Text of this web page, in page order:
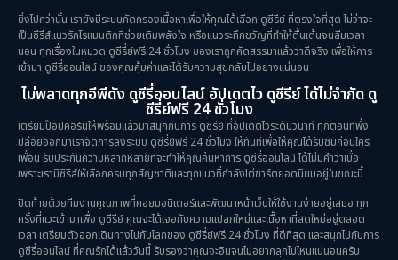
ยิ่งไปกว่านั้น เรายังมีระบบคัดกรองเนื้อหาเพื่อให้คุณได้เลือก ดูซีรีย์ ที่ตรงใจที่สุด ไม่ว่าจะ
เป็นซีรีส์แนวรักโรแมนติกที่ช่วยเติมพลังใจ หรือแนวระทึกขวัญที่ทำให้ตื่นเต้นจนลืมเวลา
นอน ทุกเรื่องในหมวด ดูซีรี่ย์ฟรี 24 ชั่วโมง ของเราถูกคัดสรรมาแล้วว่าดีจริง เพื่อให้การ
เข้ามา ดูซีรี่ออนไลน์ ของคุณคุ้มค่าและได้รับความสุขกลับไปอย่างแน่นอน
ไม่พลาดทุกอีพีดัง ดูซีรี่ออนไลน์ อัปเดตไว ดูซีรีย์ ได้ไม่จำกัด ดู
ซีรี่ย์ฟรี 24 ชั่วโมง
เตรียมป๊อปคอร์นให้พร้อมแล้วมาสนุกกับการ ดูซีรีย์ ที่อัปเดตไวระดับวินาที ทุกตอนที่พึ่ง
ปล่อยออกมาเราจัดการลงระบบ ดูซีรี่ย์ฟรี 24 ชั่วโมง ให้ทันทีเพื่อให้คุณได้รับชมก่อนใคร
เพื่อน รับประกันความหลากหลายที่จะทำให้คุณค้นหาการ ดูซีรี่ออนไลน์ ได้ไม่มีคำว่าเบื่อ
เพราะเรามีซีรีส์ให้เลือกครบทุกสัญชาติและทุกแนวที่กำลังไต่ชาร์ตยอดนิยมอยู่ในขณะนี้
ปิดท้ายด้วยทีมงานคุณภาพที่คอยมอนิเตอร์และพัฒนาหน้าเว็บให้ใช้งานง่ายอยู่เสมอ ทุก
ครั้งที่แวะเข้ามาเพื่อ ดูซีรีย์ คุณจะได้เจอกับความแปลกใหม่และเนื้อหาที่สดใหม่อยู่ตลอด
เวลา เตรียมตัวออกเดินทางไปกับโลกของ ดูซีรี่ย์ฟรี 24 ชั่วโมง ที่ดีที่สุด และสนุกไปกับการ
ดูซีรี่ออนไลน์ ที่คุณรักได้แล้ววันนี้ รับรองว่าคุณจะอินจนไม่อยากลุกไปไหนแน่นอนครับ